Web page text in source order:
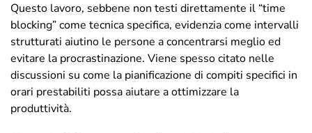
Questo lavoro, sebbene non testi direttamente il “time
blocking” come tecnica specifica, evidenzia come intervalli
strutturati aiutino le persone a concentrarsi meglio ed
evitare la procrastinazione. Viene spesso citato nelle
discussioni su come la pianificazione di compiti specifici in
orari prestabiliti possa aiutare a ottimizzare la
produttività.